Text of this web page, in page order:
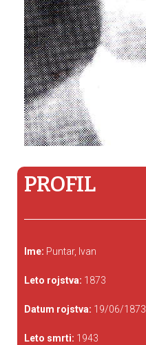
PROFIL
Ime: Puntar, Ivan
Leto rojstva: 1873
Datum rojstva: 19/06/1873
Leto smrti: 1943